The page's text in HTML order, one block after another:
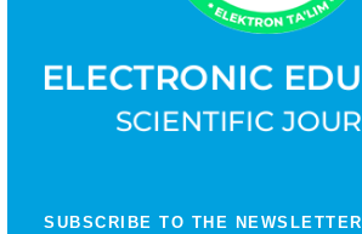
SUBSCRIBE TO THE NEWSLETTER